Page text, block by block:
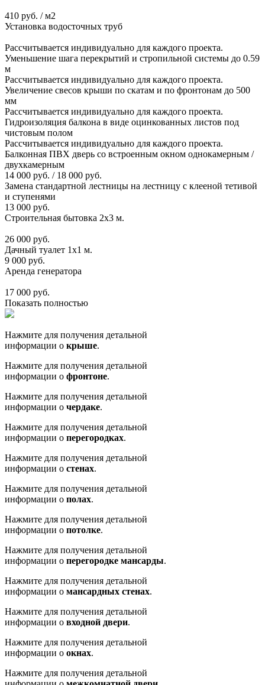
410 руб. / м2
Установка водосточных труб
Рассчитывается индивидуально для каждого проекта.
Уменьшение шага перекрытий и стропильной системы до 0.59
м
Рассчитывается индивидуально для каждого проекта.
Увеличение свесов крыши по скатам и по фронтонам до 500
мм
Рассчитывается индивидуально для каждого проекта.
Гидроизоляция балкона в виде оцинкованных листов под
чистовым полом
Рассчитывается индивидуально для каждого проекта.
Балконная ПВХ дверь со встроенным окном однокамерным /
двухкамерным
14 000 руб. / 18 000 руб.
Замена стандартной лестницы на лестницу с клееной тетивой
и ступенями
13 000 руб.
Строительная бытовка 2х3 м.
26 000 руб.
Дачный туалет 1х1 м.
9 000 руб.
Аренда генератора
17 000 руб.
Показать полностью
Нажмите для получения детальной
информации о крыше.
Нажмите для получения детальной
информации о фронтоне.
Нажмите для получения детальной
информации о чердаке.
Нажмите для получения детальной
информации о перегородках.
Нажмите для получения детальной
информации о стенах.
Нажмите для получения детальной
информации о полах.
Нажмите для получения детальной
информации о потолке.
Нажмите для получения детальной
информации о перегородке мансарды.
Нажмите для получения детальной
информации о мансардных стенах.
Нажмите для получения детальной
информации о входной двери.
Нажмите для получения детальной
информации о окнах.
Нажмите для получения детальной